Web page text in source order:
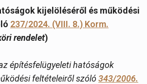
kijelöléséről és működési
237/2024. (VIII. 8.) Korm.
rendelet)
építésfelügyeleti hatóságok
feltételeiről szóló343/2006.